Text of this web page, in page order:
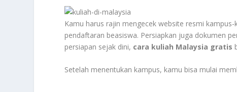
Kamu harus rajin mengecek website resmi
pendaftaran beasiswa. Persiapkan juga dokumen
persiapan sejak dini, cara kuliah Malaysia gratis
Setelah menentukan kampus, kamu bisa mulai